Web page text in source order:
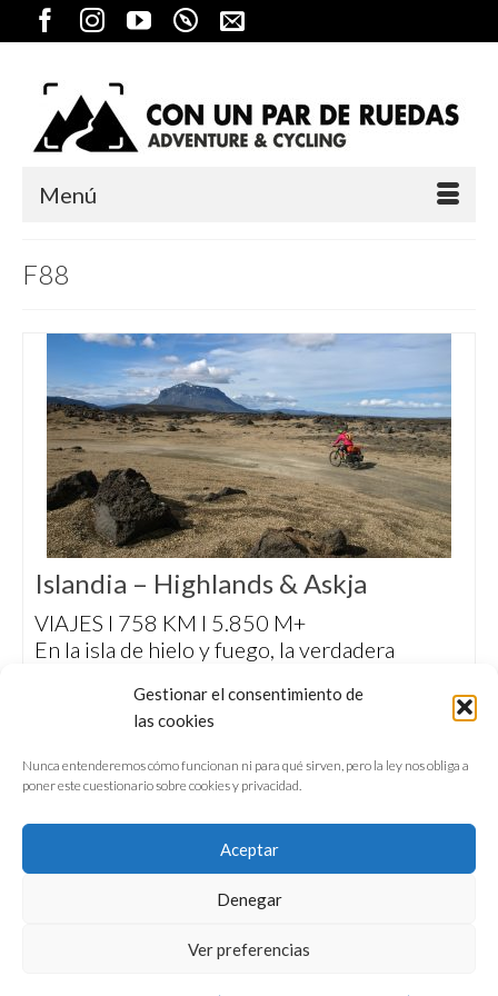
Gestionar el consentimiento de
las cookies
Nunca entenderemos cómo funcionan ni para qué sirven, pero la ley nos obliga a
poner este cuestionario sobre cookies y privacidad.
Aceptar
Denegar
Ver preferencias
Menú
F88
Islandia – Highlands & Askja
VIAJES I 758 KM I 5.850 M+
En la isla de hielo y fuego, la verdadera
franja de tierra semidomesticada del litoral.
En las Highlands islandesas, la naturaleza
dicta sus leyes todos los días.
CONFERENCIAS
VÍDEOS & REPORTAJES TV
NUESTROS LIBROS